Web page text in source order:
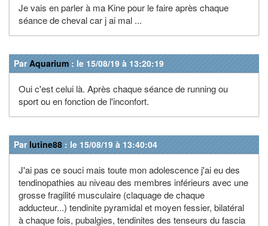
Je vais en parler à ma Kine pour le faire après chaque
séance de cheval car j ai mal ...
ParAquarium : le 15/08/19 à 13:20:19
Oui c'est celui là. Après chaque séance de running ou
sport ou en fonction de l'inconfort.
Par lutine88 : le 15/08/19 à 13:40:04
J'ai pas ce souci mais toute mon adolescence j'ai eu des
tendinopathies au niveau des membres inférieurs avec une
grosse fragilité musculaire (claquage de chaque
adducteur...) tendinite pyramidal et moyen fessier, bilatéral
à chaque fois, pubalgies, tendinites des tenseurs du fascia